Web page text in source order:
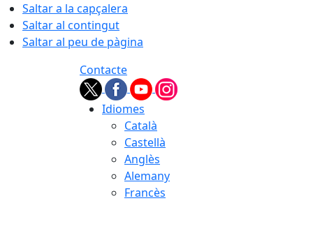
Saltar a la capçalera
Saltar al contingut
Saltar al peu de pàgina
Contacte
Idiomes
Català
Castellà
Anglès
Alemany
Francès